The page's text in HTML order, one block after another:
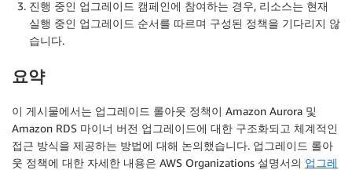
진행 중인 업그레이드 캠페인에 참여하는 경우, 리소스는 현재
실행 중인 업그레이드 순서를 따르며 구성된 정책을 기다리지 않
습니다.
요약
이 게시물에서는 업그레이드 롤아웃 정책이 Amazon Aurora 및
Amazon RDS 마이너 버전 업그레이드에 대한 구조화되고 체계적인
접근 방식을 제공하는 방법에 대해 논의했습니다. 업그레이드 롤아
웃 정책에 대한 자세한 내용은 AWS Organizations 설명서의 업그레